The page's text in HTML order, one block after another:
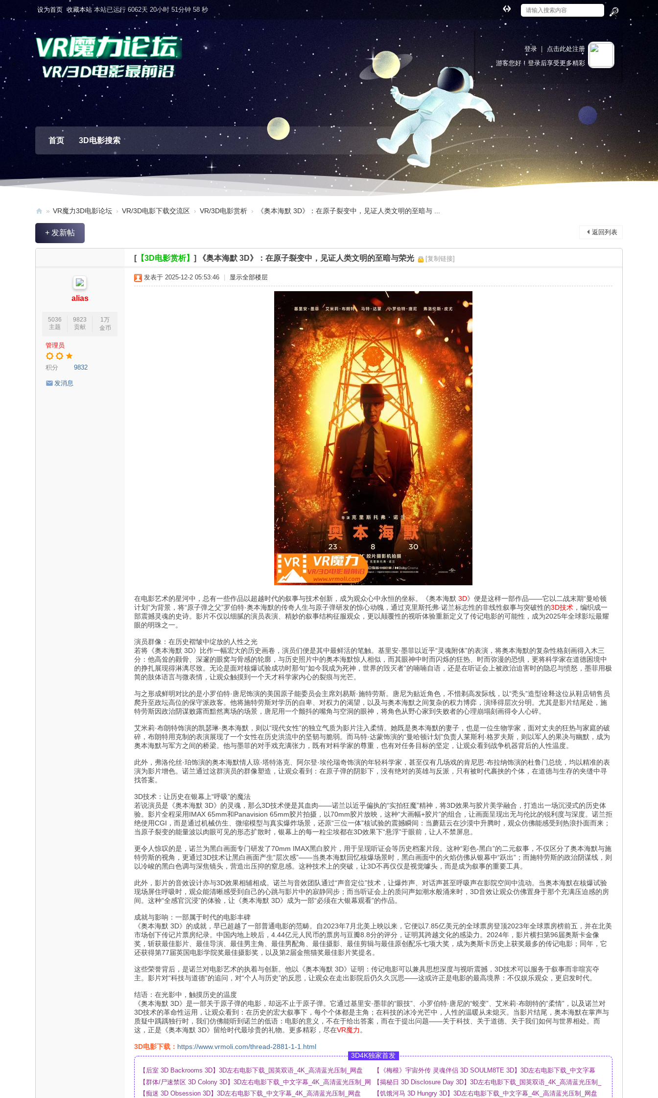
设为首页 收藏本站 本站已运行 6062天 20小时 51分钟 59 秒
索
切
换
宽
版
登录
点击此处注册
游客您好！登录后享受更多精彩
首页 3D电影搜索
V
» VR魔力3D电影论坛 › VR/3D电影下载交流区 › VR/3D电影赏析 › 《奥本海默 3D》：在原子裂变中，见证人类文明的至暗与 ...
返回列表
+ 发新帖
[【3D电影赏析】 ] 《奥本海默 3D》：在原子裂变中，见证人类文明的至暗与荣光 [复制链接]
alias
5036
主题
9823
贡献
1万
金币
管理员
积分 9832
发消息
发表于 2025-12-2 05:53:46 显示全部楼层
在电影艺术的星河中，总有一些作品以超越时代的叙事与技术创新，成为观众心中永恒的坐标。《奥本海默 3D》便是这样一部作品——它以二战末期“曼哈顿
计划”为背景，将“原子弹之父”罗伯特·奥本海默的传奇人生与原子弹研发的惊心动魄，通过克里斯托弗·诺兰标志性的非线性叙事与突破性的3D技术 ，编织成一
部震撼灵魂的史诗。影片不仅以细腻的演员表演、精妙的叙事结构征服观众，更以颠覆性的视听体验重新定义了传记电影的可能性，成为2025年全球影坛最耀
眼的明珠之一。
演员群像：在历史褶皱中绽放的人性之光
若将《奥本海默 3D》比作一幅宏大的历史画卷，演员们便是其中最鲜活的笔触。基里安·墨菲以近乎“灵魂附体”的表演，将奥本海默的复杂性格刻画得入木三
分：他高耸的颧骨、深邃的眼窝与骨感的轮廓，与历史照片中的奥本海默惊人相似，而其眼神中时而闪烁的狂热、时而弥漫的恐惧，更将科学家在道德困境中
的挣扎展现得淋漓尽致。无论是面对核爆试验成功时那句“如今我成为死神，世界的毁灭者”的喃喃自语，还是在听证会上被政治迫害时的隐忍与愤怒，墨菲用极
简的肢体语言与微表情，让观众触摸到一个天才科学家内心的裂痕与光芒。
与之形成鲜明对比的是小罗伯特·唐尼饰演的美国原子能委员会主席刘易斯·施特劳斯。唐尼为贴近角色，不惜剃高发际线，以“秃头”造型诠释这位从鞋店销售员
爬升至政坛高位的保守派政客。他将施特劳斯对学历的自卑、对权力的渴望，以及与奥本海默之间复杂的权力博弈，演绎得层次分明。尤其是影片结尾处，施
特劳斯因政治阴谋败露而黯然离场的场景，唐尼用一个颤抖的嘴角与空洞的眼神，将角色从野心家到失败者的心理崩塌刻画得令人心碎。
艾米莉·布朗特饰演的凯瑟琳·奥本海默，则以“现代女性”的独立气质为影片注入柔情。她既是奥本海默的妻子，也是一位生物学家，面对丈夫的狂热与家庭的破
碎，布朗特用克制的表演展现了一个女性在历史洪流中的坚韧与脆弱。而马特·达蒙饰演的“曼哈顿计划”负责人莱斯利·格罗夫斯，则以军人的果决与幽默，成为
奥本海默与军方之间的桥梁。他与墨菲的对手戏充满张力，既有对科学家的尊重，也有对任务目标的坚定，让观众看到战争机器背后的人性温度。
此外，弗洛伦丝·珀饰演的奥本海默情人琼·塔特洛克、阿尔登·埃伦瑞奇饰演的年轻科学家，甚至仅有几场戏的肯尼思·布拉纳饰演的杜鲁门总统，均以精准的表
演为影片增色。诺兰通过这群演员的群像塑造，让观众看到：在原子弹的阴影下，没有绝对的英雄与反派，只有被时代裹挟的个体，在道德与生存的夹缝中寻
找答案。
3D技术：让历史在银幕上“呼吸”的魔法
若说演员是《奥本海默 3D》的灵魂，那么3D技术便是其血肉——诺兰以近乎偏执的“实拍狂魔”精神，将3D效果与胶片美学融合，打造出一场沉浸式的历史体
验。影片全程采用IMAX 65mm和Panavision 65mm胶片拍摄，以70mm胶片放映，这种“大画幅+胶片”的组合，让画面呈现出无与伦比的锐利度与深度。诺兰拒
绝使用CGI，而是通过机械仿生、微缩模型与真实爆炸场景，还原“三位一体”核试验的震撼瞬间：当蘑菇云在沙漠中升腾时，观众仿佛能感受到热浪扑面而来；
当原子裂变的能量波以肉眼可见的形态扩散时，银幕上的每一粒尘埃都在3D效果下“悬浮”于眼前，让人不禁屏息。
更令人惊叹的是，诺兰为黑白画面专门研发了70mm IMAX黑白胶片，用于呈现听证会等历史档案片段。这种“彩色-黑白”的二元叙事，不仅区分了奥本海默与施
特劳斯的视角，更通过3D技术让黑白画面产生“层次感”——当奥本海默回忆核爆场景时，黑白画面中的火焰仿佛从银幕中“跃出”；而施特劳斯的政治阴谋线，则
以冷峻的黑白色调与深焦镜头，营造出压抑的窒息感。这种技术上的突破，让3D不再仅仅是视觉噱头，而是成为叙事的重要工具。
此外，影片的音效设计亦与3D效果相辅相成。诺兰与音效团队通过“声音定位”技术，让爆炸声、对话声甚至呼吸声在影院空间中流动。当奥本海默在核爆试验
现场屏住呼吸时，观众能清晰感受到自己的心跳与影片中的寂静同步；而当听证会上的质问声如潮水般涌来时，3D音效让观众仿佛置身于那个充满压迫感的房
间。这种“全感官沉浸”的体验，让《奥本海默 3D》成为一部“必须在大银幕观看”的作品。
成就与影响：一部属于时代的电影丰碑
《奥本海默 3D》的成就，早已超越了一部普通电影的范畴。自2023年7月北美上映以来，它便以7.85亿美元的全球票房登顶2023年全球票房榜前五，并在北美
市场创下传记片票房纪录。中国内地上映后，4.44亿元人民币的票房与豆瓣8.8分的评分，证明其跨越文化的感染力。2024年，影片横扫第96届奥斯卡金像
奖，斩获最佳影片、最佳导演、最佳男主角、最佳男配角、最佳摄影、最佳剪辑与最佳原创配乐七项大奖，成为奥斯卡历史上获奖最多的传记电影；同年，它
还获得第77届英国电影学院奖最佳摄影奖，以及第2届金熊猫奖最佳影片奖提名。
这些荣誉背后，是诺兰对电影艺术的执着与创新。他以《奥本海默 3D》证明：传记电影可以兼具思想深度与视听震撼，3D技术可以服务于叙事而非喧宾夺
主。影片对“科技与道德”的追问，对“个人与历史”的反思，让观众在走出影院后仍久久沉思——这或许正是电影的最高境界：不仅娱乐观众，更启发时代。
结语：在光影中，触摸历史的温度
《奥本海默 3D》是一部关于原子弹的电影，却远不止于原子弹。它通过基里安·墨菲的“眼技”、小罗伯特·唐尼的“蜕变”、艾米莉·布朗特的“柔情”，以及诺兰对
3D技术的革命性运用，让观众看到：在历史的宏大叙事下，每个个体都是主角；在科技的冰冷光芒中，人性的温暖从未熄灭。当影片结尾，奥本海默在掌声与
质疑中踽踽独行时，我们仿佛能听到诺兰的低语：电影的意义，不在于给出答案，而在于提出问题——关于科技、关于道德、关于我们如何与世界相处。而
这，正是《奥本海默 3D》留给时代最珍贵的礼物。更多精彩，尽在VR魔力 。
3D电影下载： https://www.vrmoli.com/thread-2881-1-1.html
3D4K独家首发
【后室 3D Backrooms 3D】3D左右电影下载_国英双语_4K_高清蓝光压制_网盘
【《梅根》宇宙外传 灵魂伴侣 3D SOULM8TE 3D】3D左右电影下载_中文字幕
_4K_高清蓝光压制_网盘
【群体/尸速禁区 3D Colony 3D】3D左右电影下载_中文字幕_4K_高清蓝光压制_网
盘
【揭秘日 3D Disclosure Day 3D】3D左右电影下载_国英双语_4K_高清蓝光压制_
网盘
【痴迷 3D Obsession 3D】3D左右电影下载_中文字幕_4K_高清蓝光压制_网盘 【饥饿河马 3D Hungry 3D】3D左右电影下载_中文字幕_4K_高清蓝光压制_网盘